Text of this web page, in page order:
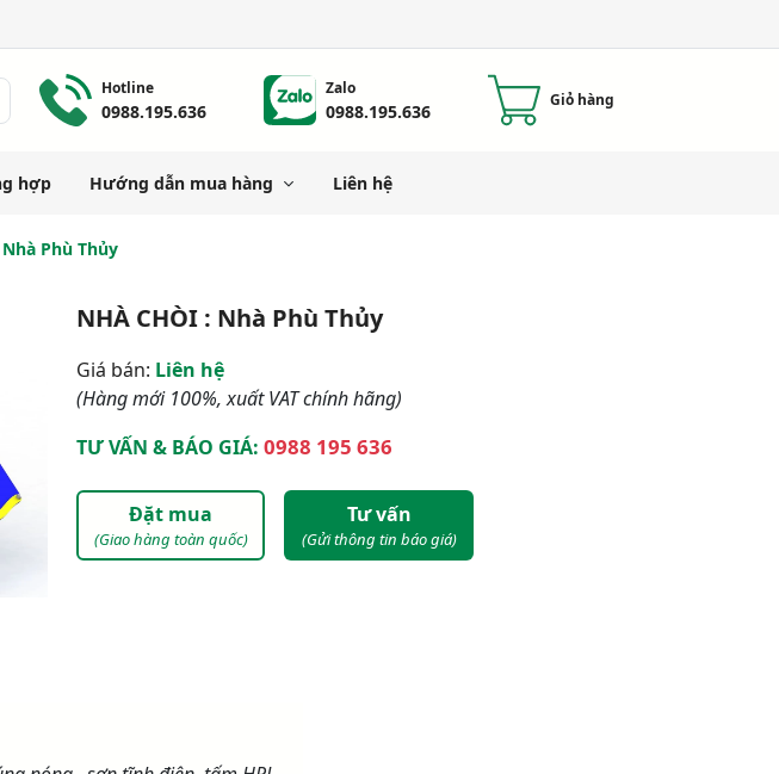
Hotline
0988.195.636
Zalo
0988.195.636 Giỏ hàng
hợp Hướng dẫn mua hàng Liên hệ
Phù Thủy
NHÀ CHÒI : Nhà Phù Thủy
Giá bán: Liên hệ
(Hàng mới 100%, xuất VAT chính hãng)
TƯ VẤN & BÁO GIÁ:0988 195 636
Đặt mua
(Giao hàng toàn quốc)
Tư vấn
(Gửi thông tin báo giá)